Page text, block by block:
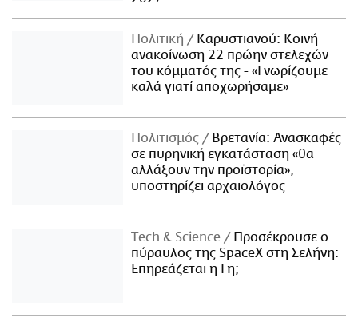
Πολιτική
Καρυστιανού: Κοινή
ανακοίνωση 22 πρώην στελεχών
του κόμματός της - «Γνωρίζουμε
καλά γιατί αποχωρήσαμε»
Πολιτισμός
Βρετανία: Ανασκαφές
σε πυρηνική εγκατάσταση «θα
αλλάξουν την προϊστορία»,
υποστηρίζει αρχαιολόγος
Τech & Science
Προσέκρουσε ο
πύραυλος της SpaceX στη Σελήνη:
Επηρεάζεται η Γη;